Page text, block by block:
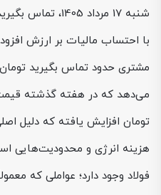
شنبه 17 مرداد
مشتری حدود تماس بگیرید
تومان افزایش یافته که دلیل
هزینه انرژی و محدودیت‌هایی
فولاد وجود دارد؛ عواملی که